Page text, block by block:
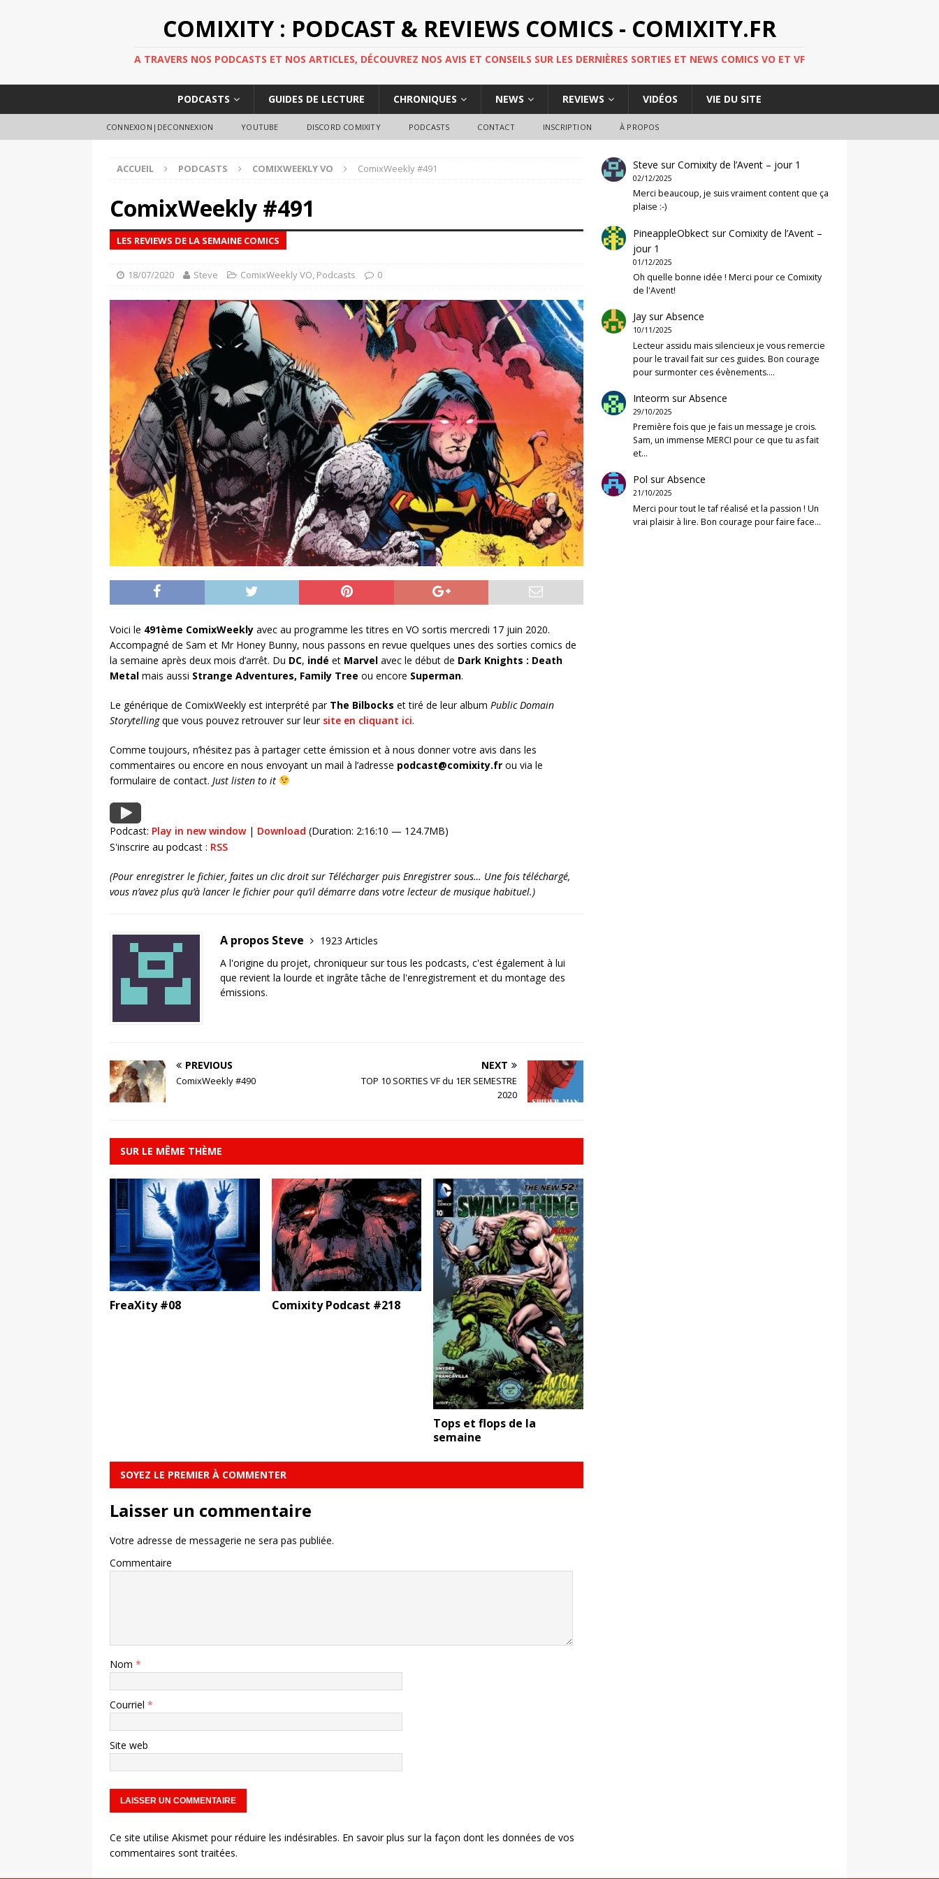
COMIXITY : PODCAST & REVIEWS COMICS - COMIXITY.FR
A TRAVERS NOS PODCASTS ET NOS ARTICLES, DÉCOUVREZ NOS AVIS ET CONSEILS SUR LES DERNIÈRES SORTIES ET NEWS COMICS VO ET VF
PODCASTS GUIDES DE LECTURE CHRONIQUES NEWS REVIEWS VIDÉOS VIE DU SITE
CONNEXION|DECONNEXION YOUTUBE DISCORD COMIXITY PODCASTS CONTACT INSCRIPTION À PROPOS
ACCUEIL PODCASTS COMIXWEEKLY VO ComixWeekly #491
ComixWeekly #491
LES REVIEWS DE LA SEMAINE COMICS
18/07/2020 Steve ComixWeekly VO, Podcasts 0
Voici le 491ème ComixWeekly avec au programme les titres en VO sortis mercredi 17 juin 2020.
Accompagné de Sam et Mr Honey Bunny, nous passons en revue quelques unes des sorties comics de
la semaine après deux mois d’arrêt. Du DC, indé et Marvel avec le début de Dark Knights : Death
Metal mais aussi Strange Adventures, Family Tree ou encore Superman.
Le générique de ComixWeekly est interprété par The Bilbocks et tiré de leur album Public Domain
Storytellingque vous pouvez retrouver sur leursite en cliquant ici.
Comme toujours, n’hésitez pas à partager cette émission et à nous donner votre avis dans les
commentaires ou encore en nous envoyant un mail à l’adresse podcast@comixity.fr ou via le
formulaire de contact. Just listen to it
Podcast: Play in new window| Download (Duration: 2:16:10 — 124.7MB)
S'inscrire au podcast : RSS
(Pour enregistrer le fichier, faites un clic droit sur Télécharger puis Enregistrer sous… Une fois téléchargé,
vous n’avez plus qu’à lancer le fichier pour qu’il démarre dans votre lecteur de musique habituel.)
A propos Steve
1923 Articles
A l'origine du projet, chroniqueur sur tous les podcasts, c'est également à lui
que revient la lourde et ingrâte tâche de l'enregistrement et du montage des
émissions.
PREVIOUS
ComixWeekly #490
NEXT
TOP 10 SORTIES VF du 1ER SEMESTRE
2020
SUR LE MÊME THÈME
FreaXity #08 Comixity Podcast #218
Tops et flops de la
semaine
SOYEZ LE PREMIER À COMMENTER
Laisser un commentaire
Votre adresse de messagerie ne sera pas publiée.
Commentaire
Nom *
Courriel *
Site web
Ce site utilise Akismet pour réduire les indésirables. En savoir plus sur la façon dont les données de vos
commentaires sont traitées.
Steve surComixity de l’Avent – jour 1
02/12/2025
Merci beaucoup, je suis vraiment content que ça
plaise :-)
PineappleObkect surComixity de l’Avent –
jour 1
01/12/2025
Oh quelle bonne idée ! Merci pour ce Comixity
de l'Avent!
Jay surAbsence
10/11/2025
Lecteur assidu mais silencieux je vous remercie
pour le travail fait sur ces guides. Bon courage
pour surmonter ces évènements.…
Inteorm surAbsence
29/10/2025
Première fois que je fais un message je crois.
Sam, un immense MERCI pour ce que tu as fait
et…
Pol surAbsence
21/10/2025
Merci pour tout le taf réalisé et la passion ! Un
vrai plaisir à lire. Bon courage pour faire face…